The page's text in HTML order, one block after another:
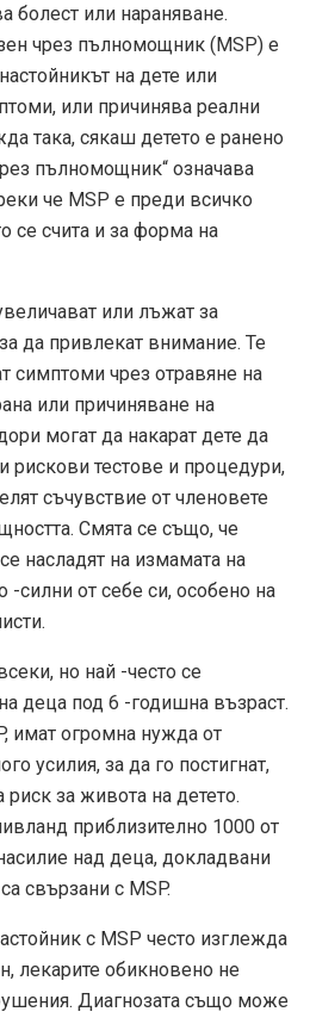
или нараняване.
чрез пълномощник (MSP) е
на дете или
или причинява реални
така, сякаш детето е ранено
пълномощник“ означава
че MSP е преди всичко
се счита и за форма на
или лъжат за
да привлекат внимание. Те
симптоми чрез отравяне на
или причиняване на
могат да накарат дете да
рискови тестове и процедури,
съчувствие от членовете
Смята се също, че
насладят на измамата на
-силни от себе си, особено на
но най -често се
деца под 6 -годишна възраст.
имат огромна нужда от
усилия, за да го постигнат,
риск за живота на детето.
приблизително 1000 от
над деца, докладвани
свързани с MSP.
с MSP често изглежда
лекарите обикновено не
Диагнозата също може